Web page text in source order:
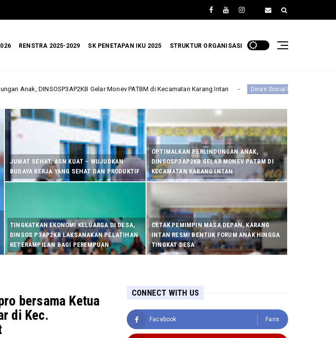
RENSTRA 2025-2029 SK PENETAPAN IKU 2025 STRUKTUR ORGANISASI
Monev PATBM di Kecamatan Karang Intan Dinas Sosial P3AP2KB Banjar Gelar Rapat Koordinasi Forum
JUMAT SEHAT, ASN KUAT – WUJUDKAN
BUDAYA KERJA YANG SEHAT DAN PRODUKTIF
OPTIMALKAN PERLINDUNGAN ANAK,
DINSOSP3AP2KB GELAR MONEV PATBM DI
KECAMATAN KARANG INTAN
TINGKATKAN EKONOMI KELUARGA DI DESA,
DINSOS P3AP2KB LAKSANAKAN PELATIHAN
KETERAMPILAN BAGI PEREMPUAN
CETAK PEMIMPIN MASA DEPAN, KARANG
INTAN RESMI BENTUK FORUM ANAK HINGGA
TINGKAT DESA
bersama Ketua
di Kec.
CONNECT WITH US
Facebook Fans